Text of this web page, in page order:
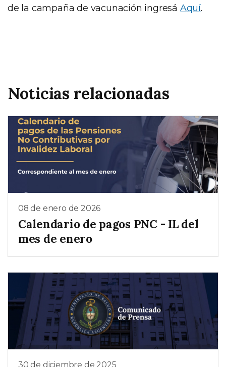
de la campaña de vacunación ingresá Aquí.
Noticias relacionadas
08 de enero de 2026
Calendario de pagos PNC - IL del
mes de enero
30 de diciembre de 2025